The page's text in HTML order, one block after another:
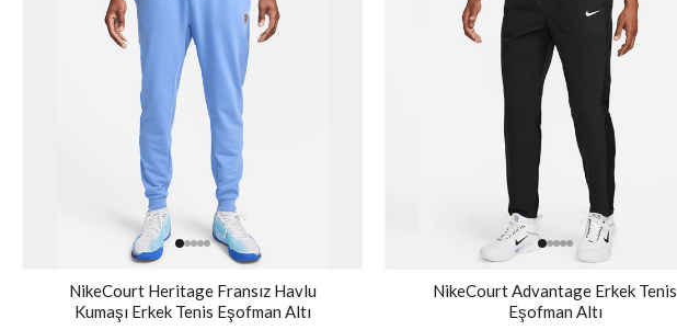
NikeCourt Heritage Fransız Havlu
Kumaşı Erkek Tenis Eşofman Altı
NikeCourt Advantage Erkek Tenis
Eşofman Altı